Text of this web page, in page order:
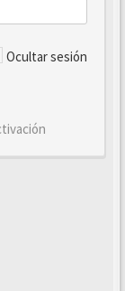
Ocultar sesión